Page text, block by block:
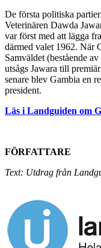
De första politiska
Veterinären Dawda
var först med att lägga
därmed valet 1962. När
Samväldet (bestående
utsågs Jawara till
senare blev Gambia en
president.
Läs i Landguiden om
FÖRFATTARE
Text: Utdrag från